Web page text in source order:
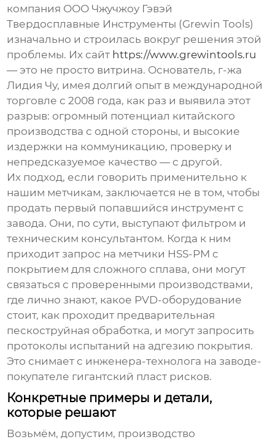
компания ООО Чжучжоу Гэвэй
Твердосплавные Инструменты (Grewin Tools)
изначально и строилась вокруг решения этой
проблемы. Их сайт https://www.grewintools.ru
— это не просто витрина. Основатель, г-жа
Лидия Чу, имея долгий опыт в международной
торговле с 2008 года, как раз и выявила этот
разрыв: огромный потенциал китайского
производства с одной стороны, и высокие
издержки на коммуникацию, проверку и
непредсказуемое качество — с другой.
Их подход, если говорить применительно к
нашим метчикам, заключается не в том, чтобы
продать первый попавшийся инструмент с
завода. Они, по сути, выступают фильтром и
техническим консультантом. Когда к ним
приходит запрос на метчики HSS-PM с
покрытием для сложного сплава, они могут
связаться с проверенными производствами,
где лично знают, какое PVD-оборудование
стоит, как проходит предварительная
пескоструйная обработка, и могут запросить
протоколы испытаний на адгезию покрытия.
Это снимает с инженера-технолога на заводе-
покупателе гигантский пласт рисков.
Конкретные примеры и детали,
которые решают
Возьмём, допустим, производство